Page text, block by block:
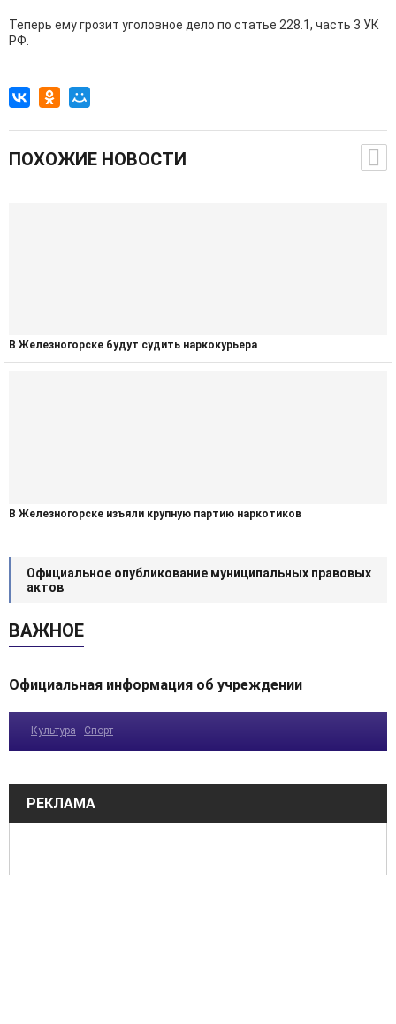
Теперь ему грозит уголовное дело по статье 228.1, часть 3 УК
РФ.
ПОХОЖИЕ НОВОСТИ
В Железногорске будут судить наркокурьера
В Железногорске изъяли крупную партию наркотиков
Официальное опубликование муниципальных правовых
актов
ВАЖНОЕ
Официальная информация об учреждении
Культура Спорт
РЕКЛАМА